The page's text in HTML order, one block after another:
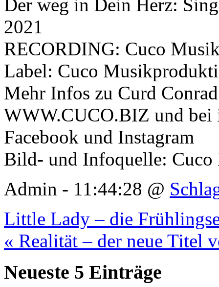
Der weg in Dein Herz:
2021
RECORDING: Cuco
Label: Cuco
Mehr Infos zu Curd
WWW.CUCO.BIZ und bei
Facebook und Instagram
Bild- und Infoquelle:
Admin - 11:44:28 @
Little Lady – die
« Realität – der neue Titel
Neueste 5 Einträge